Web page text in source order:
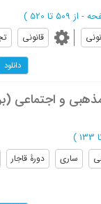
از 509 تا 520 )
قانونی
دانلود
و اجتماعی
)
ساری دورۀ قاجار